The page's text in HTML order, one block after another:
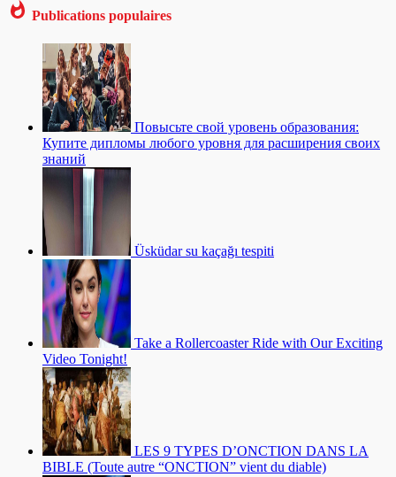
Publications populaires
Повысьте свой уровень образования:
Купите дипломы любого уровня для расширения своих
знаний
Üsküdar su kaçağı tespiti
Take a Rollercoaster Ride with Our Exciting
Video Tonight!
LES 9 TYPES D’ONCTION DANS LA
BIBLE (Toute autre “ONCTION” vient du diable)